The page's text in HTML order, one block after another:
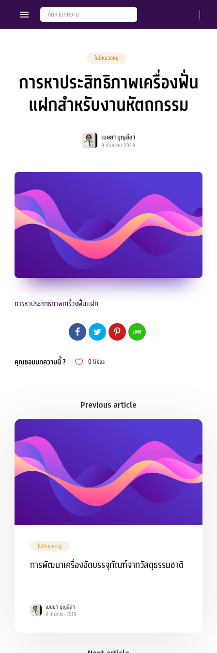
ไม่มีหมวดหมู่
การหาประสิทธิภาพเครื่องฟั่น
แฝกสำหรับงานหัตถกรรม
เมษยา บุญสีลา
9 กันยายน 2019
การหาประสิทธิภาพเครื่องฟั่นแฝก
คุณชอบบทความนี้ ? 0 likes
ไม่มีหมวดหมู่
การพัฒนาเครื่องอัดบรรจุภัณฑ์จากวัสดุธรรมชาติ
เมษยา บุญสีลา
9 กันยายน 2019
Members Groups